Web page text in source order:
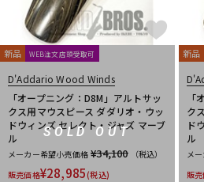
SOLD OUT
新品 WEB注文店頭受取可
D'Addario Wood Winds
「オープニング：D8M」アルトサッ
クス用マウスピース ダダリオ・ウッ
ドウィンズ セレクト・ジャズ マーブ
ル
メーカー希望小売価格 ¥34,100
（税込）
販売価格¥28,985(税込)
新品
ク
ド
ル
メ
販